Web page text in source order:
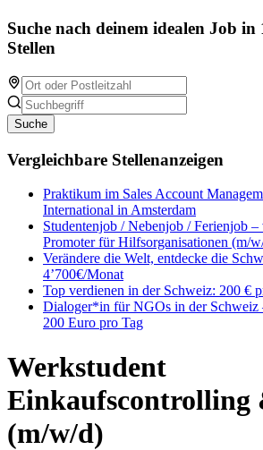
Suche nach deinem idealen Job
Stellen
Suche
Vergleichbare Stellenanzeigen
Praktikum im Sales Account
International in Amsterdam
Studentenjob / Nebenjob / Ferienjob –
Promoter für Hilfsorganisationen (m/
Verändere die Welt, entdecke die
4’700€/Monat
Top verdienen in der Schweiz: 200 €
Dialoger*in für NGOs in der
200 Euro pro Tag
Werkstudent
Einkaufscontrolling
(m/w/d)